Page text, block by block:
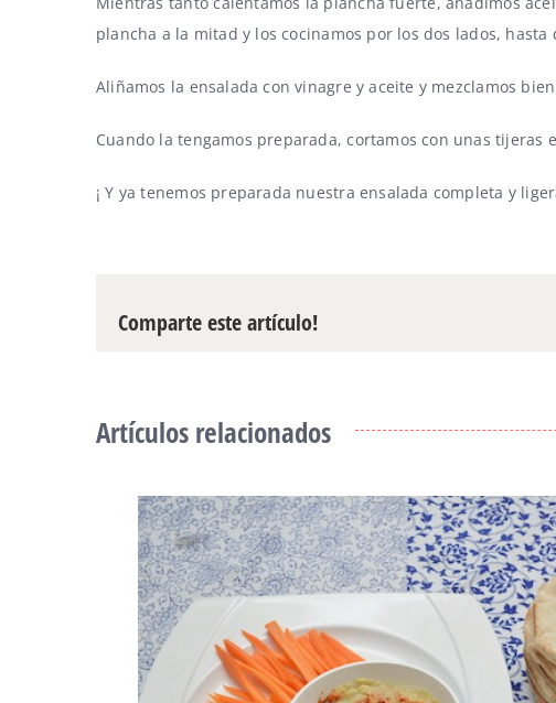
plancha a la mitad y los cocinamos por los dos lados,
Aliñamos la ensalada con vinagre y aceite y mezclamos
Cuando la tengamos preparada, cortamos con unas
¡ Y ya tenemos preparada nuestra ensalada completa y
Comparte este artículo!
Artículos relacionados